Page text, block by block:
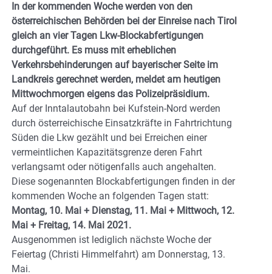
In der kommenden Woche werden von den
österreichischen Behörden bei der Einreise nach Tirol
gleich an vier Tagen Lkw-Blockabfertigungen
durchgeführt. Es muss mit erheblichen
Verkehrsbehinderungen auf bayerischer Seite im
Landkreis gerechnet werden, meldet am heutigen
Mittwochmorgen eigens das Polizeipräsidium.
Auf der Inntalautobahn bei Kufstein-Nord werden
durch österreichische Einsatzkräfte in Fahrtrichtung
Süden die Lkw gezählt und bei Erreichen einer
vermeintlichen Kapazitätsgrenze deren Fahrt
verlangsamt oder nötigenfalls auch angehalten.
Diese sogenannten Blockabfertigungen finden in der
kommenden Woche an folgenden Tagen statt:
Montag, 10. Mai + Dienstag, 11. Mai + Mittwoch, 12.
Mai + Freitag, 14. Mai 2021.
Ausgenommen ist lediglich nächste Woche der
Feiertag (Christi Himmelfahrt) am Donnerstag, 13.
Mai.